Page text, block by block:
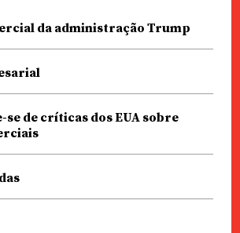
da administração Trump
se de críticas dos EUA sobre